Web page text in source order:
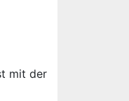
mit der